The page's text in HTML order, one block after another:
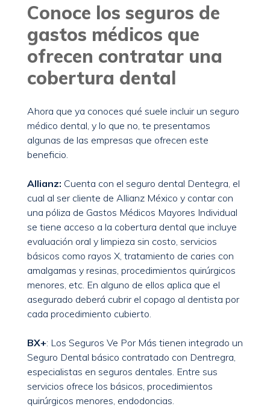
Conoce los seguros de
gastos médicos que
ofrecen contratar una
cobertura dental
Ahora que ya conoces qué suele incluir un seguro
médico dental, y lo que no, te presentamos
algunas de las empresas que ofrecen este
beneficio.
Allianz: Cuenta con el seguro dental Dentegra, el
cual al ser cliente de Allianz México y contar con
una póliza de Gastos Médicos Mayores Individual
se tiene acceso a la cobertura dental que incluye
evaluación oral y limpieza sin costo, servicios
básicos como rayos X, tratamiento de caries con
amalgamas y resinas, procedimientos quirúrgicos
menores, etc. En alguno de ellos aplica que el
asegurado deberá cubrir el copago al dentista por
cada procedimiento cubierto.
BX+: Los Seguros Ve Por Más tienen integrado un
Seguro Dental básico contratado con Dentregra,
especialistas en seguros dentales. Entre sus
servicios ofrece los básicos, procedimientos
quirúrgicos menores, endodoncias.